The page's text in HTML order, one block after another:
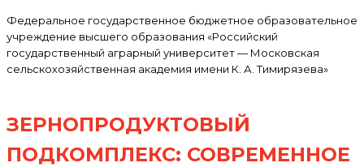
Федеральное государственное бюджетное образовательное
учреждение высшего образования «Российский
государственный аграрный университет — Московская
сельскохозяйственная академия имени К. А. Тимирязева»
ЗЕРНОПРОДУКТОВЫЙ
ПОДКОМПЛЕКС: СОВРЕМЕННОЕ